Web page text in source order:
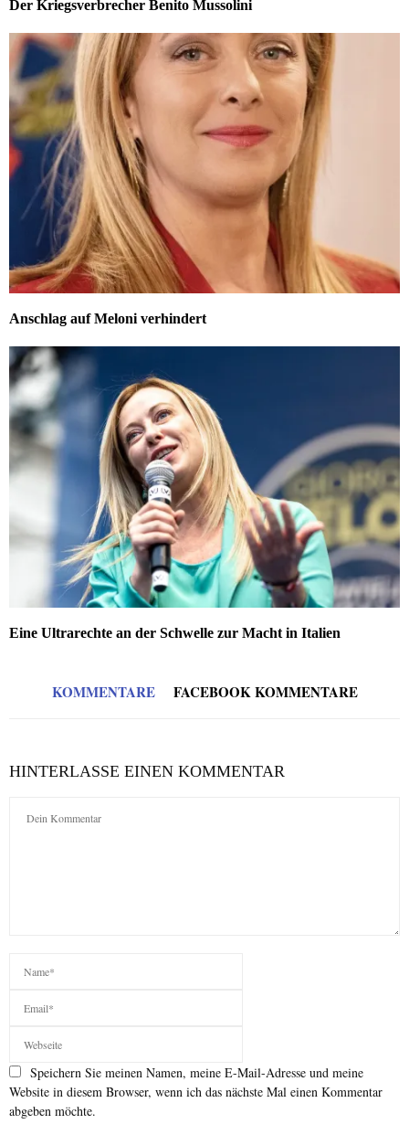
Der Kriegsverbrecher Benito Mussolini
Anschlag auf Meloni verhindert
Eine Ultrarechte an der Schwelle zur Macht in Italien
KOMMENTARE FACEBOOK KOMMENTARE
HINTERLASSE EINEN KOMMENTAR
Speichern Sie meinen Namen, meine E-Mail-Adresse und meine
Website in diesem Browser, wenn ich das nächste Mal einen Kommentar
abgeben möchte.